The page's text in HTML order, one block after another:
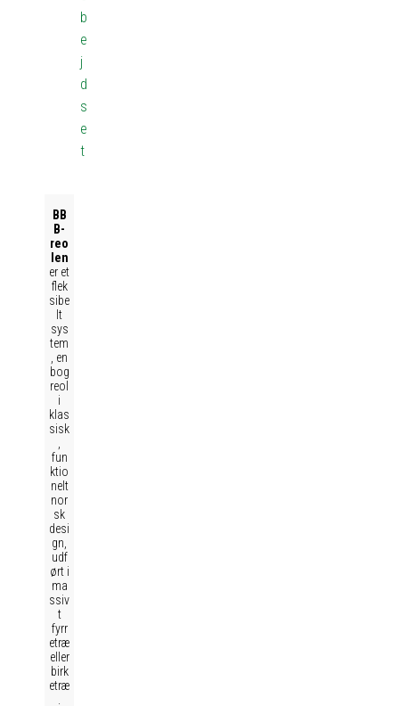
b
e
j
d
s
e
t
BB
B-
reo
len
er et
flek
sibe
lt
sys
tem
, en
bog
reol
i
klas
sisk
fun
ktio
nelt
nor
sk
desi
gn,
udf
ørt i
ma
ssiv
t
fyrr
etræ
eller
birk
etræ